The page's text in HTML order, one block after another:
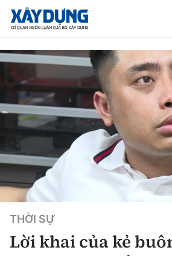
TIN BỘ XÂY DỰNG
CHUYÊN MỤC
Mới nhất
Thời sự
Chính trị
Xã hội
Xây dựng
THỜI SỰ
Lời khai của kẻ